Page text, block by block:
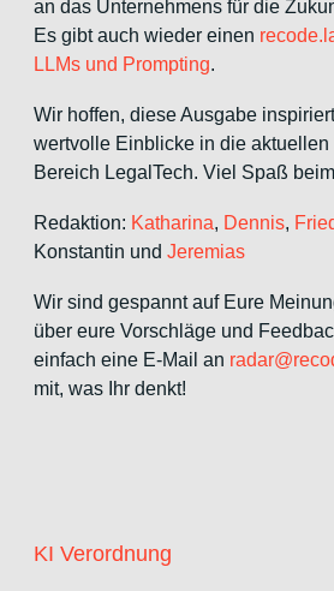
an das Unternehmens für die
Es gibt auch wieder einen r
LLMs und Prompting.
Wir hoffen, diese Ausgabe
wertvolle Einblicke in die
Bereich LegalTech. Viel Spaß
Redaktion: Katharina, Dennis,
Konstantin und Jeremias
Wir sind gespannt auf Eure
über eure Vorschläge und
einfach eine E-Mail an
mit, was Ihr denkt!
KI Verordnung